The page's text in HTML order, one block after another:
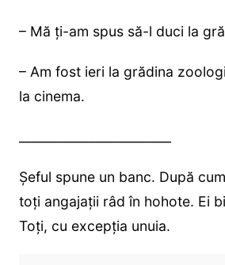
– Mă ţi-am spus să-l duci la
– Am fost ieri la grădina
la cinema.
Șeful spune un banc. După
toți angajații râd în hohote. Ei
Toți, cu excepția unuia.